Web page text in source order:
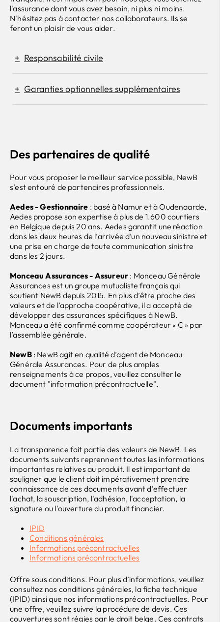
l'assurance dont vous avez besoin, ni plus ni moins.
N'hésitez pas à contacter nos collaborateurs. Ils se
feront un plaisir de vous aider.
Responsabilité civile
Garanties optionnelles supplémentaires
Des partenaires de qualité
Pour vous proposer le meilleur service possible, NewB
s’est entouré de partenaires professionnels.
Aedes - Gestionnaire : basé à Namur et à Oudenaarde,
Aedes propose son expertise à plus de 1.600 courtiers
en Belgique depuis 20 ans. Aedes garantit une réaction
dans les deux heures de l’arrivée d’un nouveau sinistre et
une prise en charge de toute communication sinistre
dans les 2 jours.
Monceau Assurances - Assureur : Monceau Générale
Assurances est un groupe mutualiste français qui
soutient NewB depuis 2015. En plus d’être proche des
valeurs et de l’approche coopérative, il a accepté de
développer des assurances spécifiques à NewB.
Monceau a été confirmé comme coopérateur « C » par
l’assemblée générale.
NewB : NewB agit en qualité d’agent de Monceau
Générale Assurances. Pour de plus amples
renseignements à ce propos, veuillez consulter le
document "information précontractuelle".
Documents importants
La transparence fait partie des valeurs de NewB. Les
documents suivants reprennent toutes les informations
importantes relatives au produit. Il est important de
souligner que le client doit impérativement prendre
connaissance de ces documents avant d'effectuer
l'achat, la souscription, l'adhésion, l'acceptation, la
signature ou l'ouverture du produit financier.
IPID
Conditions générales
Informations précontractuelles
Informations précontractuelles
Offre sous conditions. Pour plus d’informations, veuillez
consultez nos conditions générales, la fiche technique
(IPID) ainsi que nos informations précontractuelles. Pour
une offre, veuillez suivre la procédure de devis. Ces
couvertures sont régies par le droit belge. Ces contrats